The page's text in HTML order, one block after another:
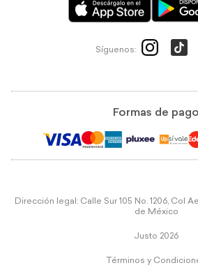
Síguenos:
Formas de pago
Dirección legal: Calle Sur 105 No. 1206, Col
de México
Justo 2026
Términos y